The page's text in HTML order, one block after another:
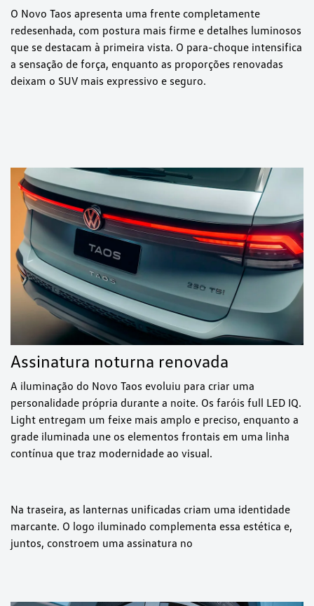
O Novo Taos apresenta uma frente completamente
redesenhada, com postura mais firme e detalhes luminosos
que se destacam à primeira vista. O para-choque intensifica
a sensação de força, enquanto as proporções renovadas
deixam o SUV mais expressivo e seguro.
Assinatura noturna renovada
A iluminação do Novo Taos evoluiu para criar uma
personalidade própria durante a noite. Os faróis full LED IQ.
Light entregam um feixe mais amplo e preciso, enquanto a
grade iluminada une os elementos frontais em uma linha
contínua que traz modernidade ao visual.
Na traseira, as lanternas unificadas criam uma identidade
marcante. O logo iluminado complementa essa estética e,
juntos, constroem uma assinatura no